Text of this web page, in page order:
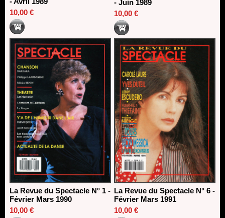
10,00 €
- Juin 1989
10,00 €
La Revue du Spectacle N° 1 -
Février Mars 1990
10,00 €
La Revue du Spectacle N° 6 -
Février Mars 1991
10,00 €